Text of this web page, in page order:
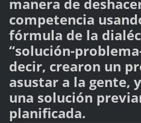
competencia
fórmula de la
“solución-
decir, crearon un
asustar a la gente,
una solución
planificada.